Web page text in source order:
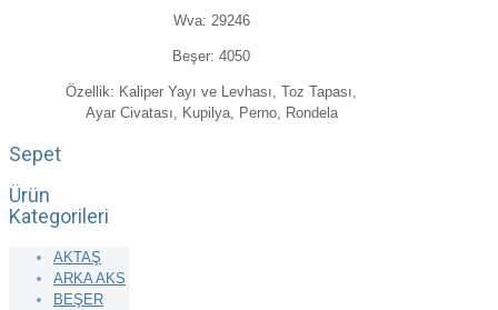
Wva: 29246
Beşer: 4050
Özellik: Kaliper Yayı ve Levhası, Toz Tapası,
Ayar Civatası, Kupilya, Perno, Rondela
Sepet
Ürün
Kategorileri
AKTAŞ
ARKA AKS
BEŞER